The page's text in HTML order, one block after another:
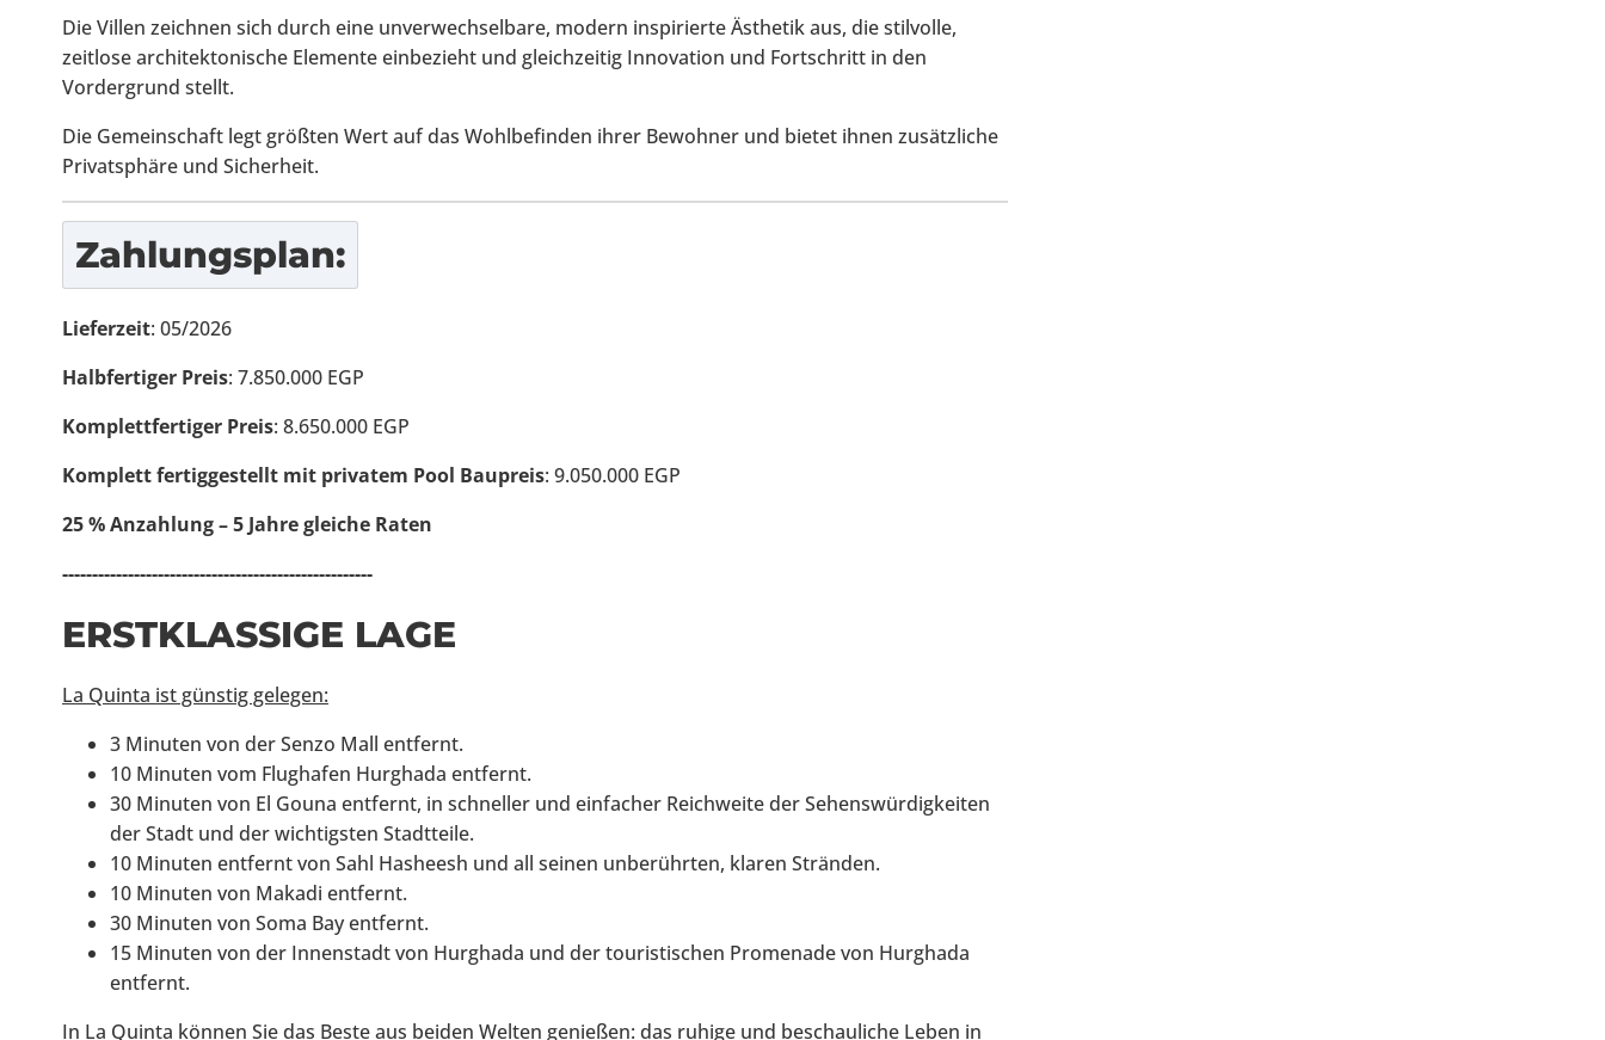
Die Villen zeichnen sich durch eine unverwechselbare, modern inspirierte Ästhetik aus, die stilvolle,
zeitlose architektonische Elemente einbezieht und gleichzeitig Innovation und Fortschritt in den
Vordergrund stellt.
Die Gemeinschaft legt größten Wert auf das Wohlbefinden ihrer Bewohner und bietet ihnen zusätzliche
Privatsphäre und Sicherheit.
Zahlungsplan:
Lieferzeit: 05/2026
Halbfertiger Preis: 7.850.000 EGP
Komplettfertiger Preis: 8.650.000 EGP
Komplett fertiggestellt mit privatem Pool Baupreis: 9.050.000 EGP
25 % Anzahlung – 5 Jahre gleiche Raten
----------------------------------------------------
ERSTKLASSIGE LAGE
La Quinta ist günstig gelegen:
3 Minuten von der Senzo Mall entfernt.
10 Minuten vom Flughafen Hurghada entfernt.
30 Minuten von El Gouna entfernt, in schneller und einfacher Reichweite der Sehenswürdigkeiten
der Stadt und der wichtigsten Stadtteile.
10 Minuten entfernt von Sahl Hasheesh und all seinen unberührten, klaren Stränden.
10 Minuten von Makadi entfernt.
30 Minuten von Soma Bay entfernt.
15 Minuten von der Innenstadt von Hurghada und der touristischen Promenade von Hurghada
entfernt.
In La Quinta können Sie das Beste aus beiden Welten genießen: das ruhige und beschauliche Leben in